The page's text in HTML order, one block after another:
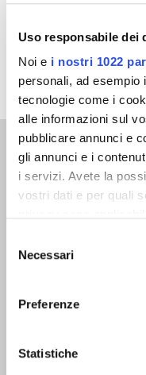
Uso responsabile dei
Noi e i nostri 1022
personali, ad esempio
tecnologie come i
alle informazioni sul
pubblicare annunci e
gli annunci e i
i servizi. Avete la
vostri dati e per quali
modificare o revocare
momento dalla
raccogliere
geografica, con
delNecessari
Preferenze
Statistiche
M16120FK/S
Prodotti